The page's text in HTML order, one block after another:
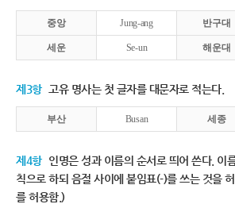
중앙 Jung-ang 반구대
세운 Se-un 해운대
제3항 고유 명사는 첫 글자를 대문자로 적는다.
부산 Busan 세종
제4항 인명은 성과 이름의 순서로 띄어 쓴다. 이
칙으로 하되 음절 사이에 붙임표(-)를 쓰는 것을
를 허용함.)